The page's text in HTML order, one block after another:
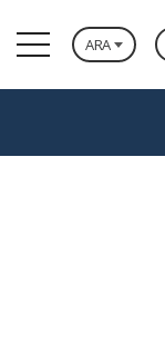
ARA